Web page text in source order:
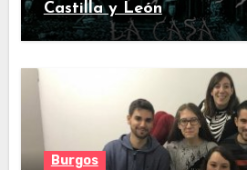
Castilla y León
Burgos